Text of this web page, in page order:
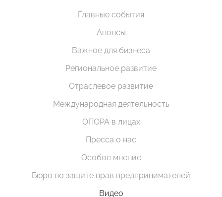
Главные события
Анонсы
Важное для бизнеса
Региональное развитие
Отраслевое развитие
Международная деятельность
ОПОРА в лицах
Пресса о нас
Особое мнение
Бюро по защите прав предпринимателей
Видео